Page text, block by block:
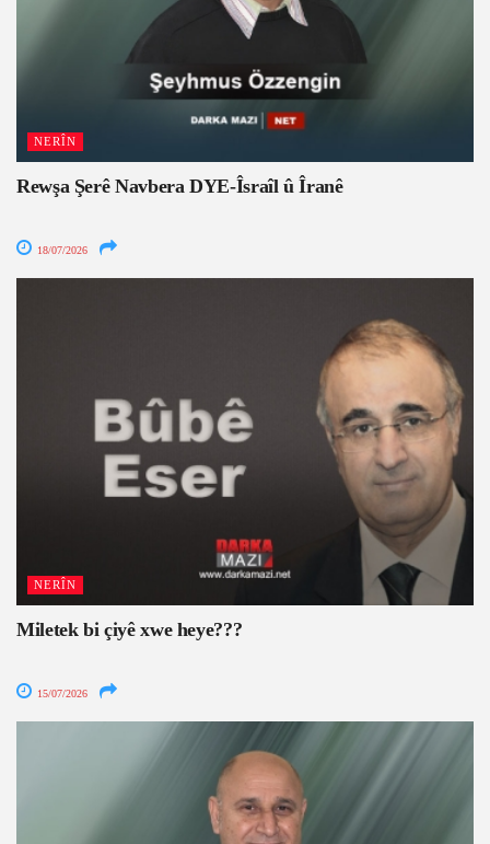
NERÎN
Rewşa Şerê Navbera DYE-Îsraîl û Îranê
18/07/2026
NERÎN
Miletek bi çiyê xwe heye???
15/07/2026